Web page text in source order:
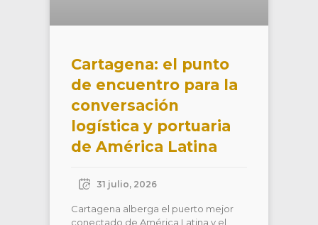
Cartagena: el punto
de encuentro para la
conversación
logística y portuaria
de América Latina
31 julio, 2026
Cartagena alberga el puerto mejor
conectado de América Latina y el